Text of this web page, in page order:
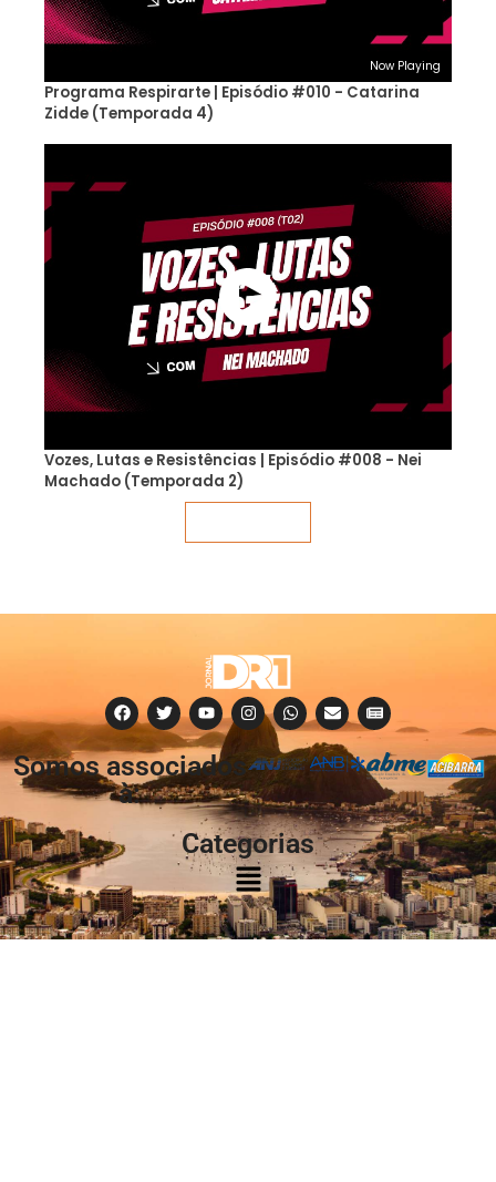
Now Playing
Programa Respirarte | Episódio #010 - Catarina
Zidde (Temporada 4)
Vozes, Lutas e Resistências | Episódio #008 - Nei
Machado (Temporada 2)
Somos associados
à:
Categorias